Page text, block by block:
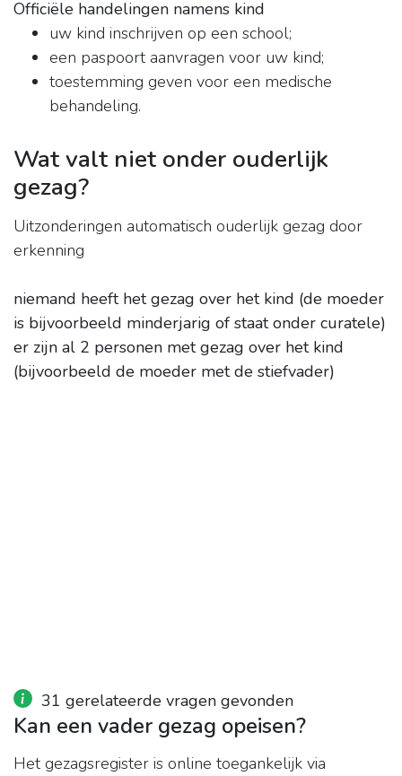
Officiële handelingen namens kind
uw kind inschrijven op een school;
een paspoort aanvragen voor uw kind;
toestemming geven voor een medische
behandeling.
Wat valt niet onder ouderlijk
gezag?
Uitzonderingen automatisch ouderlijk gezag door
erkenning
niemand heeft het gezag over het kind (de moeder
is bijvoorbeeld minderjarig of staat onder curatele)
er zijn al 2 personen met gezag over het kind
(bijvoorbeeld de moeder met de stiefvader)
31 gerelateerde vragen gevonden
Kan een vader gezag opeisen?
Het gezagsregister is online toegankelijk via